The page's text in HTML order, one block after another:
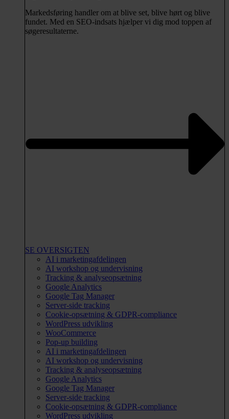
Markedsføring handler om at blive set, blive hørt og blive
fundet. Med en SEO-indsats hjælper vi dig mod toppen af
søgeresultaterne.
SE OVERSIGTEN
AI i marketingafdelingen
AI workshop og undervisning
Tracking & analyseopsætning
Google Analytics
Google Tag Manager
Server-side tracking
Cookie-opsætning & GDPR-compliance
WordPress udvikling
WooCommerce
Pop-up building
AI i marketingafdelingen
AI workshop og undervisning
Tracking & analyseopsætning
Google Analytics
Google Tag Manager
Server-side tracking
Cookie-opsætning & GDPR-compliance
WordPress udvikling